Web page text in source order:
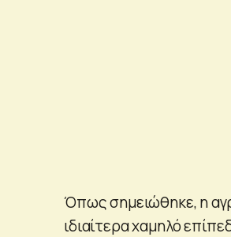
Όπως σημειώθηκε, η
ιδιαίτερα χαμηλό